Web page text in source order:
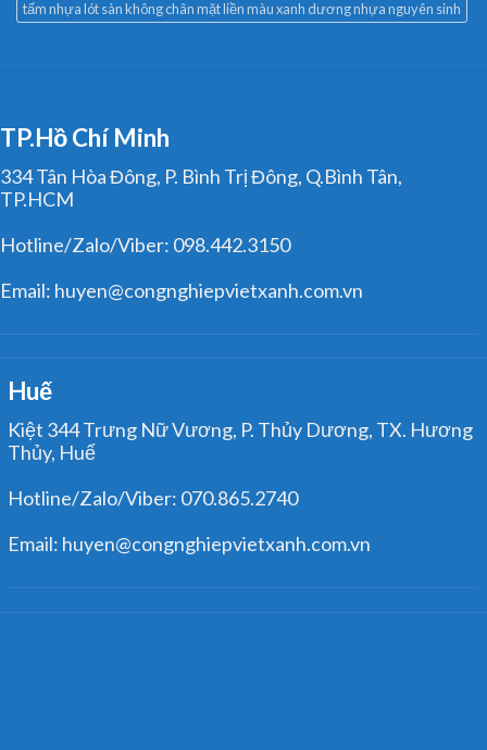
tấm nhựa lót sàn không chân mặt liền màu xanh dương nhựa nguyên sinh
TP.Hồ Chí Minh
334 Tân Hòa Đông, P. Bình Trị Đông, Q.Bình Tân,
TP.HCM
Hotline/Zalo/Viber: 098.442.3150
Email: huyen@congnghiepvietxanh.com.vn
Huế
Kiệt 344 Trưng Nữ Vương, P. Thủy Dương, TX. Hương
Thủy, Huế
Hotline/Zalo/Viber: 070.865.2740
Email: huyen@congnghiepvietxanh.com.vn